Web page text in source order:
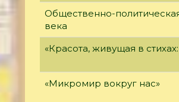
Общественно-
века
«Красота, живущая в
«Микромир вокруг нас»